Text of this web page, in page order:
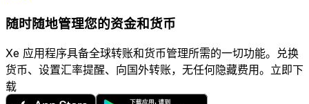
随时随地管理您的资金和货币
Xe 应用程序具备全球转账和货币管理所需的一切功能。兑换
货币、设置汇率提醒、向国外转账，无任何隐藏费用。立即下
载